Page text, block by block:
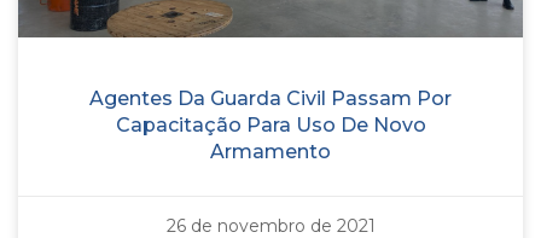
Agentes Da Guarda Civil Passam Por
Capacitação Para Uso De Novo
Armamento
26 de novembro de 2021